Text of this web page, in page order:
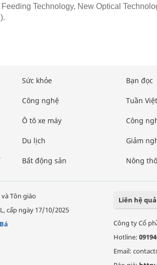
Technology, New Optical
Sức khỏe
Công nghệ
Ô tô xe máy
Du lịch
Bất động sản
Bạn đọc
Tuần
Công
Giảm
Nông
Tôn giáo
cấp ngày 17/10/2025
Liên hệ
Công ty Cổ
Hotline:
Email: